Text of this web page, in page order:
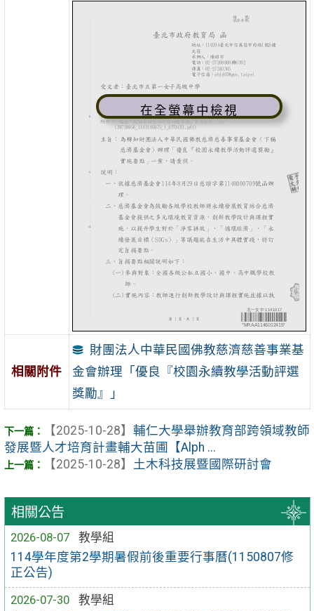
相關公告
2026-08-07
教學組
114學年度第2學期暑假前後重要行事曆(1150807修
正公告)
2026-07-30
教學組
在全螢幕中檢視
相關附件
財團法人中華民國佛教慈濟慈善事業基
金會辦理「優良『校園永續教學活動評選
獎勵』」
【2025-10-28】 輔仁大學舉辦教育部跨領域教師
發展暨人才培育計畫輔大苗圃【Alph ...
【2025-10-28】
土木科技展暨國際研討會